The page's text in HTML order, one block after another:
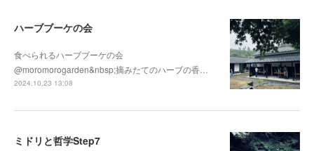
ハーブブーケの会
食べられるハーブブーケの会
@moromorogarden&nbsp;摘みたてのハーブの香…
2024.10.23 13:08
ミドリと哲学Step7